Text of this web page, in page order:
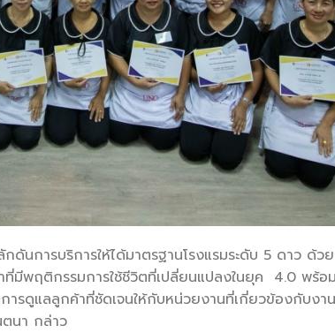
นการบริการให้ได้มาตรฐานโรงแรมระดับ 5 ดาว ด้ว
ที่มีพฤติกรรมการใช้ชีวิตที่เปลี่ยนแปลงในยุค 4.0 พร้อ
รดูแลลูกค้าที่ชัดเจนให้กับหน่วยงานที่เกี่ยวข้องกับงา
นา กล่าว